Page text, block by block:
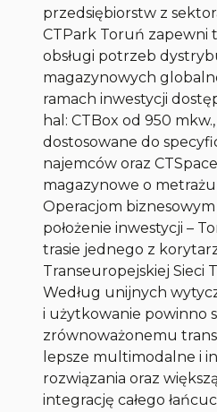
przedsiębiorstw z
CTPark Toruń zapewni
obsługi potrzeb
magazynowych
ramach inwestycji
hal: CTBox od 950
dostosowane do
najemców oraz
magazynowe o
Operacjom biznesowym
położenie inwestycji –
trasie jednego z
Transeuropejskiej Sieci
Według unijnych
i użytkowanie powinno
zrównoważonemu
lepsze multimodalne i
rozwiązania oraz
integrację całego